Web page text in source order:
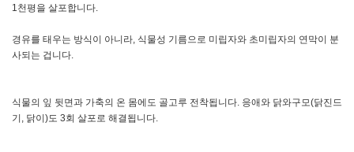
1천평을 살포합니다.
경유를 태우는 방식이 아니라, 식물성 기름으로 미립자와 초미립자의 연막이 분
사되는 겁니다.
식물의 잎 뒷면과 가축의 온 몸에도 골고루 전착됩니다. 응애와 닭와구모(닭진드
기, 닭이)도 3회 살포로 해결됩니다.